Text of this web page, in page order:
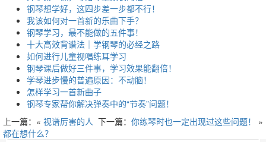
钢琴想学好，这四步差一步都不行！
我该如何对一首新的乐曲下手？
钢琴学习，最不能做的五件事！
十大高效背谱法｜学钢琴的必经之路
如何进行儿童视唱练耳学习
钢琴课后做好三件事，学习效果能翻倍！
学琴进步慢的普遍原因：不动脑！
怎样学习一首新曲子
钢琴专家帮你解决弹奏中的“节奏”问题！
下一篇： 你练琴时也一定出现过这些问题！ »
上一篇：« 视谱厉害的人
都在想什么？